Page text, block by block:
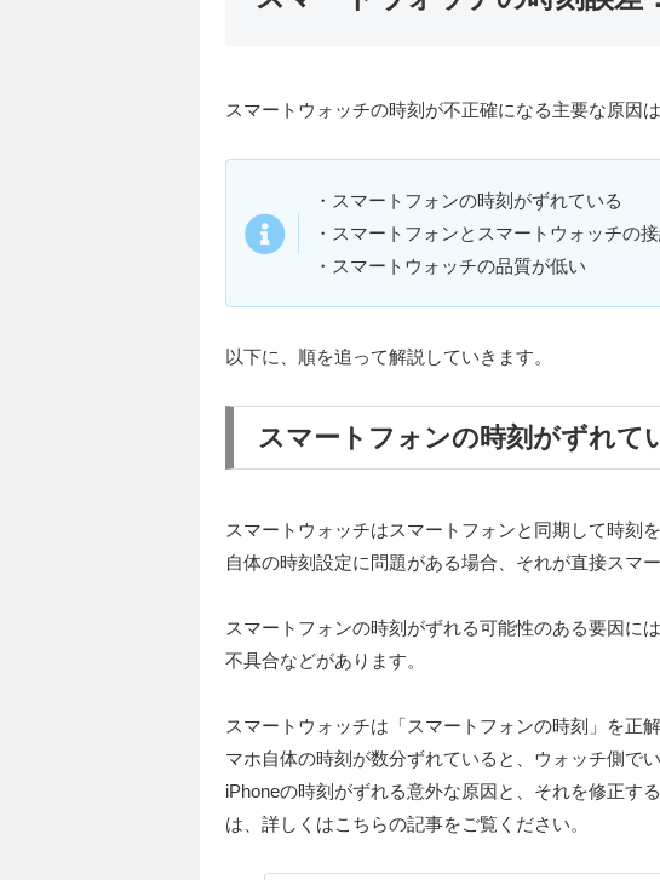
スマートウォッチの時刻が不正確になる主要な原因は
・スマートフォンの時刻がずれている
・スマートフォンとスマートウォッチの
・スマートウォッチの品質が低い
以下に、順を追って解説していきます。
スマートフォンの時刻がずれて
スマートウォッチはスマートフォンと同期して時刻
自体の時刻設定に問題がある場合、それが直接スマ
スマートフォンの時刻がずれる可能性のある要因に
不具合などがあります。
スマートウォッチは「スマートフォンの時刻」を正
マホ自体の時刻が数分ずれていると、ウォッチ側で
iPhoneの時刻がずれる意外な原因と、それを修正す
は、詳しくはこちらの記事をご覧ください。